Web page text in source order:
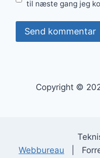
til næste gang jeg
Copyright ©
Webbureau |